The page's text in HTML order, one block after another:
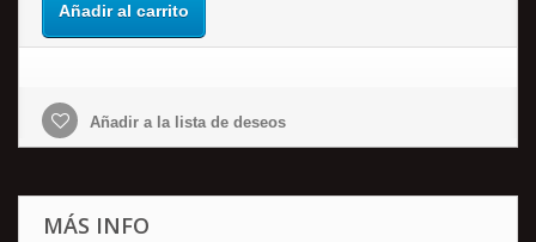
Añadir al carrito
Añadir a la lista de deseos
MÁS INFO